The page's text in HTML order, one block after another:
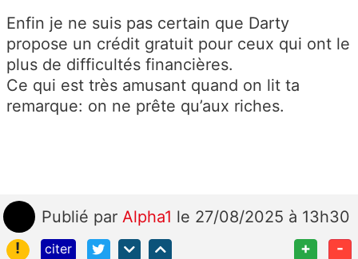
Enfin je ne suis pas certain que Darty
propose un crédit gratuit pour ceux qui ont le
plus de difficultés financières.
Ce qui est très amusant quand on lit ta
remarque: on ne prête qu’aux riches.
Publié par Alpha1 le 27/08/2025 à 13h30
!
citer + -